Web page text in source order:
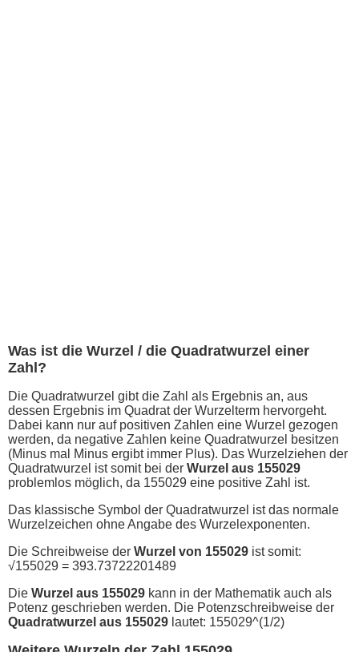
Was ist die Wurzel / die Quadratwurzel einer
Zahl?
Die Quadratwurzel gibt die Zahl als Ergebnis an, aus
dessen Ergebnis im Quadrat der Wurzelterm hervorgeht.
Dabei kann nur auf positiven Zahlen eine Wurzel gezogen
werden, da negative Zahlen keine Quadratwurzel besitzen
(Minus mal Minus ergibt immer Plus). Das Wurzelziehen der
Quadratwurzel ist somit bei der Wurzel aus 155029
problemlos möglich, da 155029 eine positive Zahl ist.
Das klassische Symbol der Quadratwurzel ist das normale
Wurzelzeichen ohne Angabe des Wurzelexponenten.
Die Schreibweise der Wurzel von 155029 ist somit:
√155029 = 393.73722201489
Die Wurzel aus 155029 kann in der Mathematik auch als
Potenz geschrieben werden. Die Potenzschreibweise der
Quadratwurzel aus 155029 lautet: 155029^(1/2)